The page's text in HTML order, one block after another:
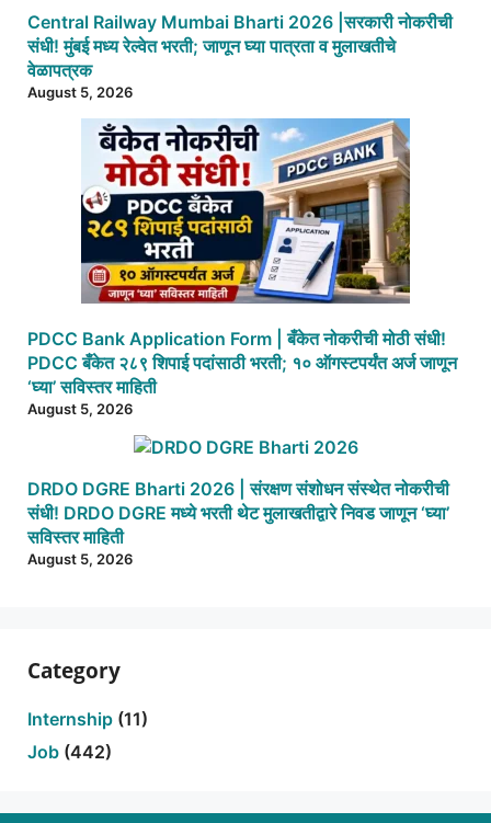
Central Railway Mumbai Bharti 2026 |सरकारी नोकरीची
संधी! मुंबई मध्य रेल्वेत भरती; जाणून घ्या पात्रता व मुलाखतीचे
वेळापत्रक
August 5, 2026
PDCC Bank Application Form | बँकेत नोकरीची मोठी संधी!
PDCC बँकेत २८९ शिपाई पदांसाठी भरती; १० ऑगस्टपर्यंत अर्ज जाणून
‘घ्या’ सविस्तर माहिती
August 5, 2026
DRDO DGRE Bharti 2026 | संरक्षण संशोधन संस्थेत नोकरीची
संधी! DRDO DGRE मध्ये भरती थेट मुलाखतीद्वारे निवड जाणून ‘घ्या’
सविस्तर माहिती
August 5, 2026
Category
Internship (11)
Job (442)